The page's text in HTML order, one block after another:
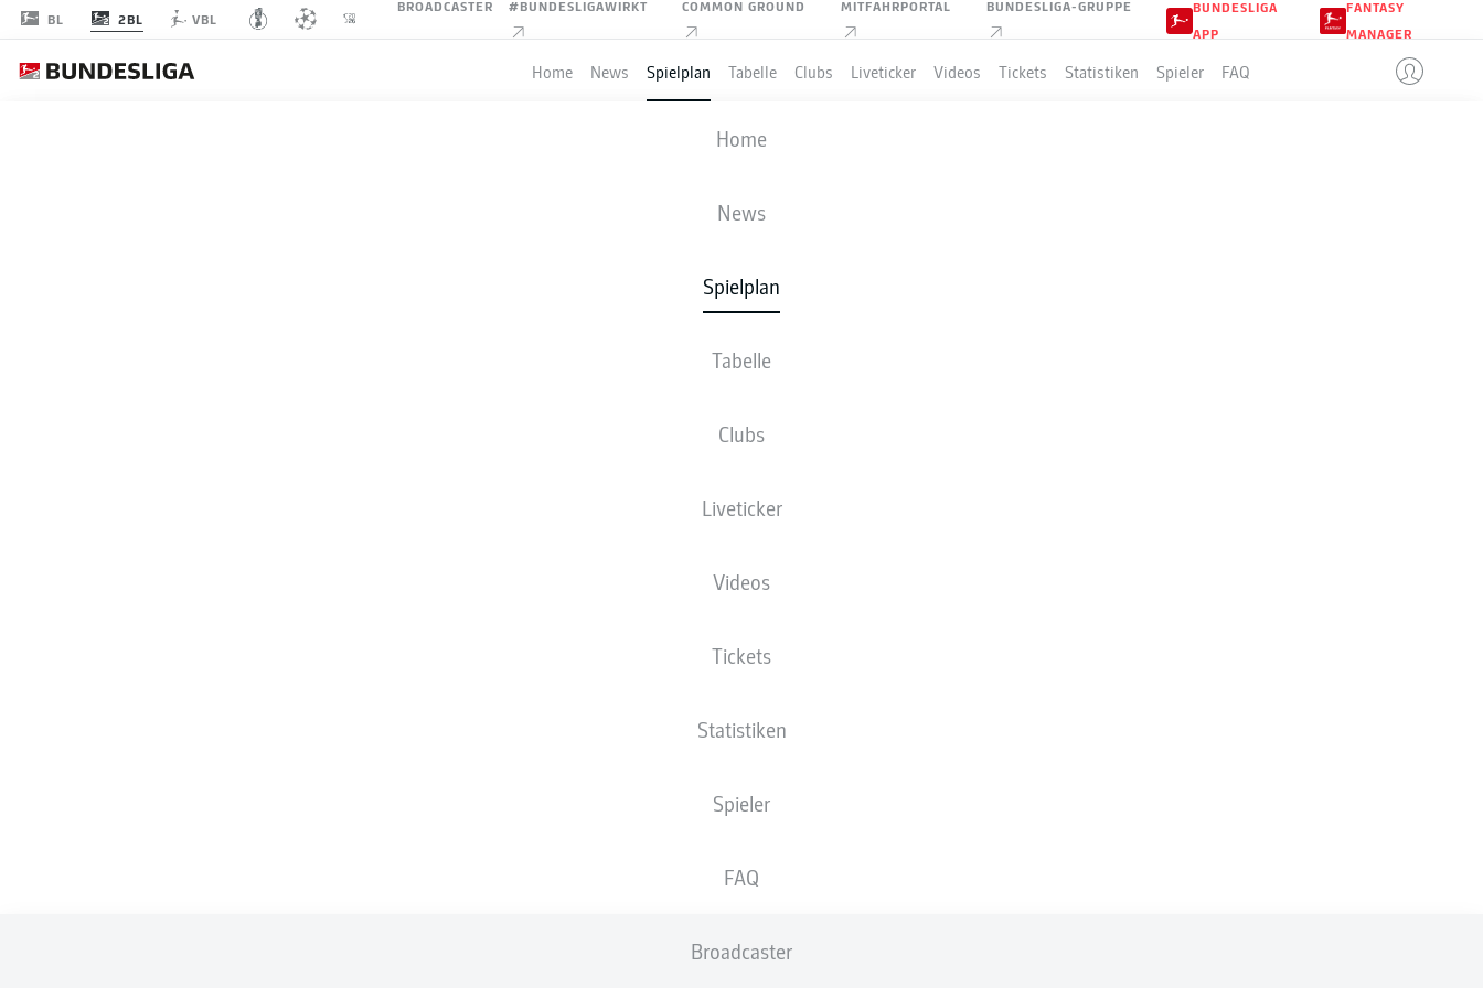
BL 2BL VBL
BROADCASTER #BUNDESLIGAWIRKT COMMON GROUND MITFAHRPORTAL BUNDESLIGA-GRUPPE
BUNDESLIGA
APP
FANTASY
MANAGER
Home News Spielplan Tabelle Clubs Liveticker Videos Tickets Statistiken Spieler FAQ
Home
News
Spielplan
Tabelle
Clubs
Liveticker
Videos
Tickets
Statistiken
Spieler
FAQ
Broadcaster
HANNOVER 96
0 0
AUFSTELLUNGEN
89'
Daniel Schlager